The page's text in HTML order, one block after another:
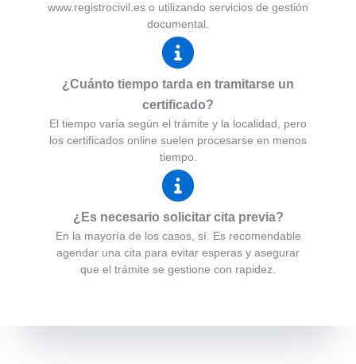
www.registrocivil.es o utilizando servicios de gestión
documental.
¿Cuánto tiempo tarda en tramitarse un
certificado?
El tiempo varía según el trámite y la localidad, pero
los certificados online suelen procesarse en menos
tiempo.
¿Es necesario solicitar cita previa?
En la mayoría de los casos, sí. Es recomendable
agendar una cita para evitar esperas y asegurar
que el trámite se gestione con rapidez.